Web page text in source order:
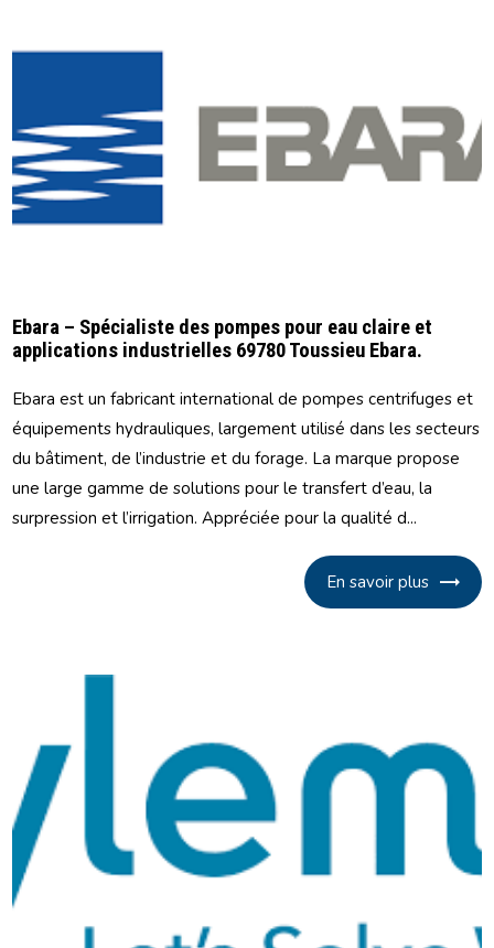
Ebara – Spécialiste des pompes pour eau claire et
applications industrielles 69780 Toussieu Ebara.
Ebara est un fabricant international de pompes centrifuges et
équipements hydrauliques, largement utilisé dans les secteurs
du bâtiment, de l’industrie et du forage. La marque propose
une large gamme de solutions pour le transfert d’eau, la
surpression et l’irrigation. Appréciée pour la qualité d...
En savoir plus